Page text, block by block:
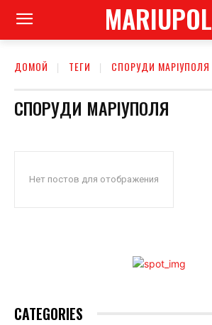
MARIUPOL
ДОМОЙ ТЕГИ СПОРУДИ МАРІУПОЛЯ
СПОРУДИ МАРІУПОЛЯ
Нет постов для отображения
CATEGORIES